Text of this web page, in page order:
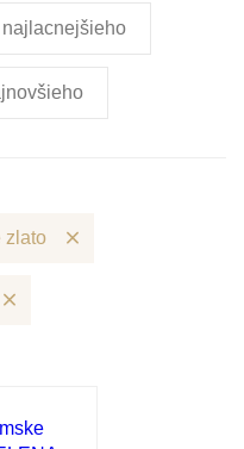
najlacnejšieho
zlato